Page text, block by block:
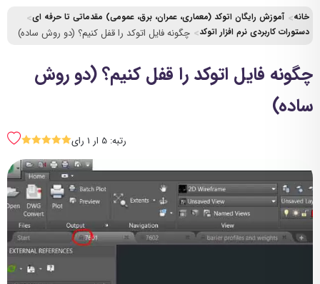
خانه
آموزش رایگان اتوکد (معماری، عمران، برق، عمومی) مقدماتی تا حرفه ای
دستورات کاربردی نرم افزار اتوکد
چگونه فایل اتوکد را قفل کنیم؟ (دو روش ساده)
چگونه فایل اتوکد را قفل کنیم؟ (دو روش
ساده)
رتبه: 5 ار 1 رای SSSSS